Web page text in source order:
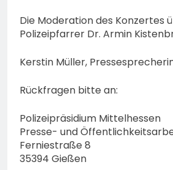
Die Moderation des Konzertes
Polizeipfarrer Dr. Armin
Kerstin Müller,
Rückfragen bitte an:
Polizeipräsidium Mittelhessen
Presse- und
Ferniestraße 8
35394 Gießen